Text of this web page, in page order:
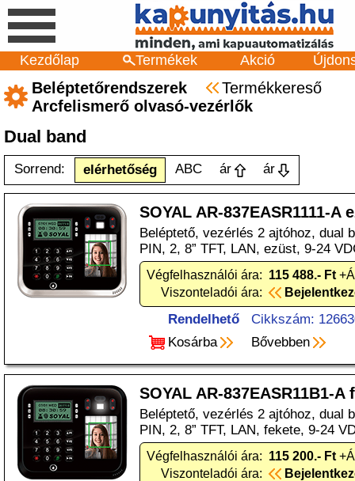
Kezdőlap Termékek Akció
Beléptetőrendszerek
Termékkereső
Arcfelismerő olvasó-vezérlők
Dual band
Sorrend: elérhetőség ABC ár ár
SOYAL AR-837EASR1111-A
Beléptető, vezérlés 2 ajtóhoz, dual
PIN, 2, 8” TFT, LAN, ezüst, 9-24
Végfelhasználói ára: 115 488.- Ft
Viszonteladói ára:
Rendelhető
Cikkszám:
Kosárba
Bővebben
SOYAL AR-837EASR11B1-A
Beléptető, vezérlés 2 ajtóhoz, dual
PIN, 2, 8” TFT, LAN, fekete, 9-24
Végfelhasználói ára: 115 200.- Ft
Viszonteladói ára: